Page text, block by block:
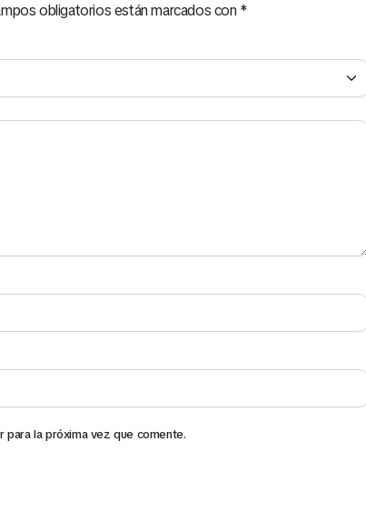
obligatorios están marcados con*
la próxima vez que comente.